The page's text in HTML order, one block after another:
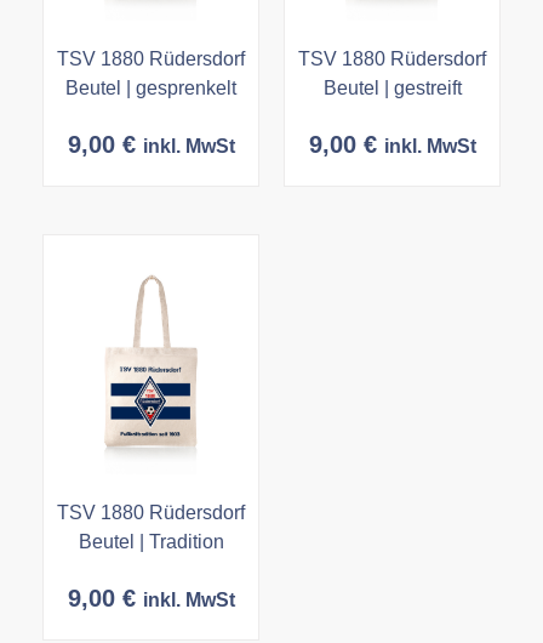
TSV 1880 Rüdersdorf
Beutel | gesprenkelt
9,00 € inkl. MwSt
TSV 1880 Rüdersdorf
Beutel | gestreift
9,00 € inkl. MwSt
TSV 1880 Rüdersdorf
Beutel | Tradition
9,00 € inkl. MwSt